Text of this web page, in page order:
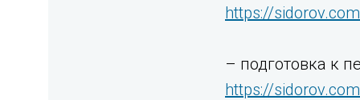
https://
– подготовка к
https://